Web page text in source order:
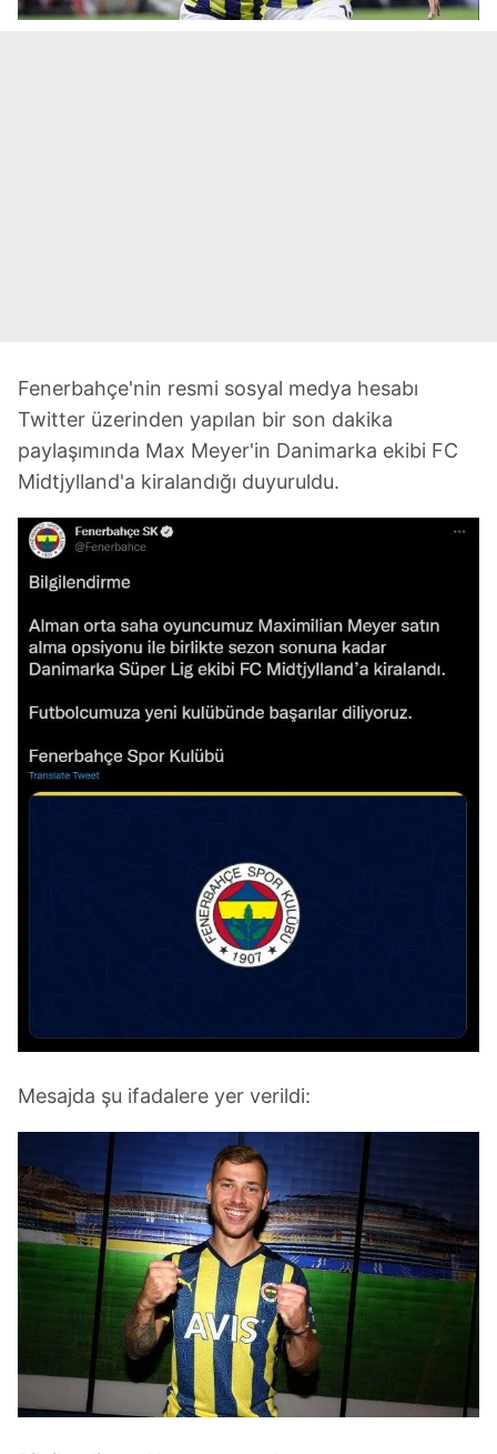
Fenerbahçe'nin resmi sosyal medya hesabı
Twitter üzerinden yapılan bir son dakika
paylaşımında Max Meyer'in Danimarka ekibi FC
Midtjylland'a kiralandığı duyuruldu.
Mesajda şu ifadalere yer verildi: